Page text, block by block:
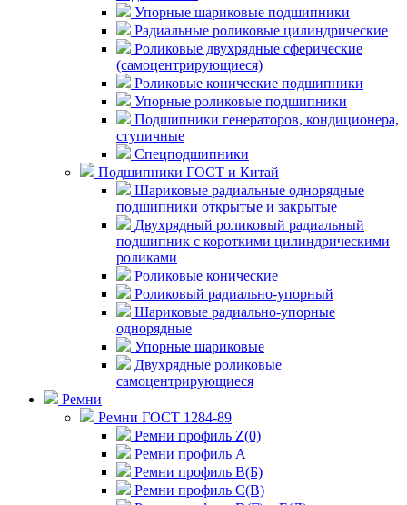
Упорные шариковые подшипники
Радиальные роликовые цилиндрические
Роликовые двухрядные сферические
(самоцентрирующиеся)
Роликовые конические подшипники
Упорные роликовые подшипники
Подшипники генераторов, кондиционера,
ступичные
Спецподшипники
Подшипники ГОСТ и Китай
Шариковые радиальные однорядные
подшипники открытые и закрытые
Двухрядный роликовый радиальный
подшипник с короткими цилиндрическими
роликами
Роликовые конические
Роликовый радиально-упорный
Шариковые радиально-упорные
однорядные
Упорные шариковые
Двухрядные роликовые
самоцентрирующиеся
Ремни
Ремни ГОСТ 1284-89
Ремни профиль Z(0)
Ремни профиль А
Ремни профиль В(Б)
Ремни профиль С(В)